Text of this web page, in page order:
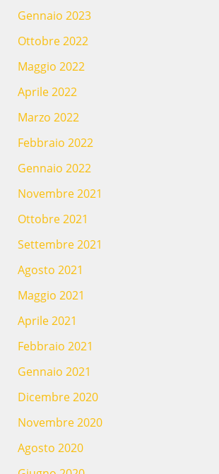
Gennaio 2023
Ottobre 2022
Maggio 2022
Aprile 2022
Marzo 2022
Febbraio 2022
Gennaio 2022
Novembre 2021
Ottobre 2021
Settembre 2021
Agosto 2021
Maggio 2021
Aprile 2021
Febbraio 2021
Gennaio 2021
Dicembre 2020
Novembre 2020
Agosto 2020